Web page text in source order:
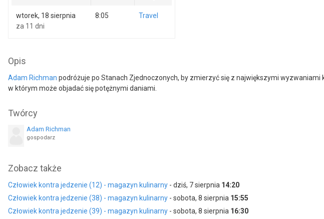
wtorek, 18 sierpnia
za 11 dni
8:05 Travel
Opis
Adam Richman podróżuje po Stanach Zjednoczonych, by zmierzyć się z największymi
w którym może objadać się potężnymi daniami.
Twórcy
Adam Richman
gospodarz
Zobacz także
Człowiek kontra jedzenie (12) - magazyn kulinarny - dziś, 7 sierpnia 14:20
Człowiek kontra jedzenie (38) - magazyn kulinarny - sobota, 8 sierpnia 15:55
Człowiek kontra jedzenie (39) - magazyn kulinarny - sobota, 8 sierpnia 16:30